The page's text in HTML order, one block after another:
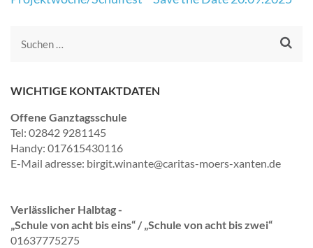
WICHTIGE KONTAKTDATEN
Offene Ganztagsschule
Tel: 02842 9281145
Handy: 017615430116
E-Mail adresse: birgit.winante@caritas-moers-xanten.de
Verlässlicher Halbtag -
„Schule von acht bis eins“ / „Schule von acht bis zwei“
01637775275